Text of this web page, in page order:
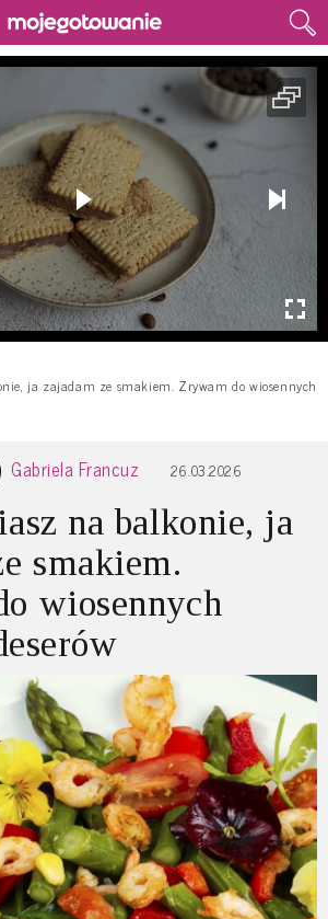
ja zajadam ze smakiem. Zrywam do wiosennych
Gabriela Francuz 26.03.2026
na balkonie, ja
smakiem.
wiosennych